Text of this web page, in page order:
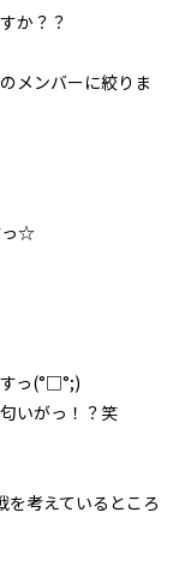
か？？
メンバーに絞りま
っ☆
っ(°□°;)
いがっ！？笑
を考えているところ